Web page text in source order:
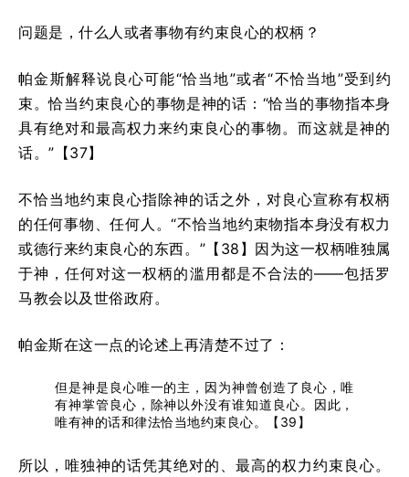
问题是，什么人或者事物有约束良心的权柄？
帕金斯解释说良心可能“恰当地”或者“不恰当地”受到约
束。恰当约束良心的事物是神的话：“恰当的事物指本身
具有绝对和最高权力来约束良心的事物。而这就是神的
话。”【37】
不恰当地约束良心指除神的话之外，对良心宣称有权柄
的任何事物、任何人。“不恰当地约束物指本身没有权力
或德行来约束良心的东西。”【38】因为这一权柄唯独属
于神，任何对这一权柄的滥用都是不合法的——包括罗
马教会以及世俗政府。
帕金斯在这一点的论述上再清楚不过了：
但是神是良心唯一的主，因为神曾创造了良心，唯
有神掌管良心，除神以外没有谁知道良心。因此，
唯有神的话和律法恰当地约束良心。【39】
所以，唯独神的话凭其绝对的、最高的权力约束良心。